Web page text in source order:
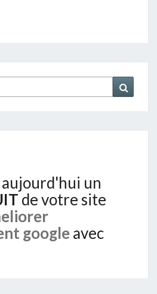
un
de votre site
googleavec